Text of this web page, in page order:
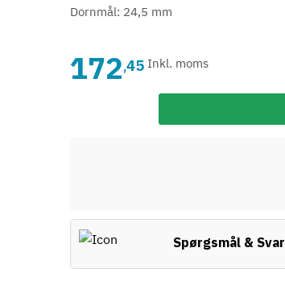
Dornmål: 24,5 mm
172,45 Inkl. moms
Spørgsmål & Svar